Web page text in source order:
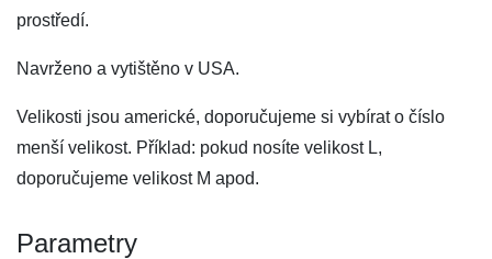
prostředí.
Navrženo a vytištěno v USA.
Velikosti jsou americké, doporučujeme si vybírat o číslo
menší velikost. Příklad: pokud nosíte velikost L,
doporučujeme velikost M apod.
Parametry